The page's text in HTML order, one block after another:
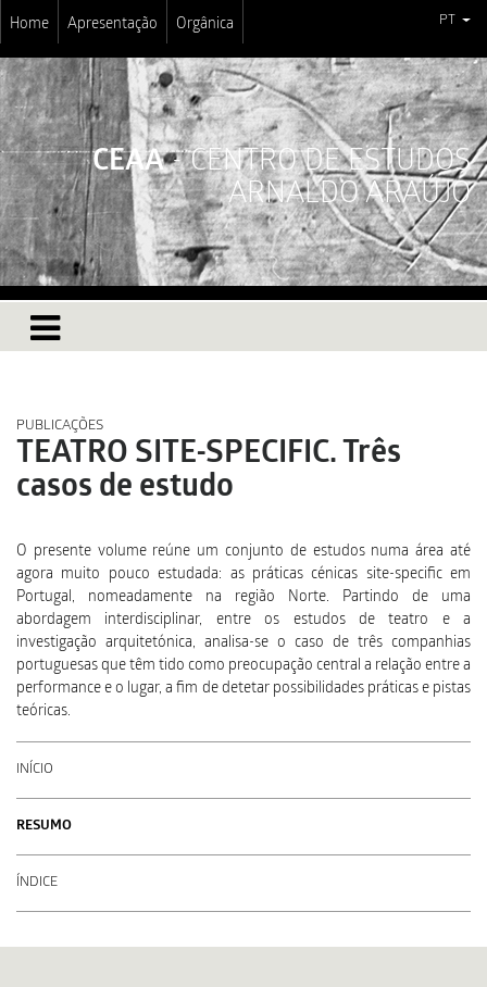
Home Apresentação Orgânica PT
CEAA- CENTRO DE ESTUDOS
ARNALDO ARAÚJO
PUBLICAÇÕES
TEATRO SITE-SPECIFIC. Três
casos de estudo
O presente volume reúne um conjunto de estudos numa área até
agora muito pouco estudada: as práticas cénicas site-specific em
Portugal, nomeadamente na região Norte. Partindo de uma
abordagem interdisciplinar, entre os estudos de teatro e a
investigação arquitetónica, analisa-se o caso de três companhias
portuguesas que têm tido como preocupação central a relação entre a
performance e o lugar, a fim de detetar possibilidades práticas e pistas
teóricas.
INÍCIO
RESUMO
ÍNDICE